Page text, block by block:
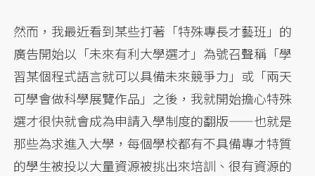
然而，我最近看到某些打著「特殊專長才藝班」的
廣告開始以「未來有利大學選才」為號召聲稱「學
習某個程式語言就可以具備未來競爭力」或「兩天
可學會做科學展覽作品」之後，我就開始擔心特殊
選才很快就會成為申請入學制度的翻版——也就是
那些為求進入大學，每個學校都有不具備專才特質
的學生被投以大量資源被挑出來培訓、很有資源的